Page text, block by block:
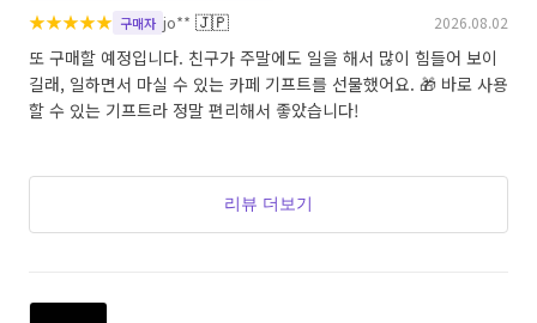
★★★★★ 구매자 jo** 🇯🇵 2026.08.02
또 구매할 예정입니다. 친구가 주말에도 일을 해서 많이 힘들어 보이
길래, 일하면서 마실 수 있는 카페 기프트를 선물했어요. 🎁 바로 사용
할 수 있는 기프트라 정말 편리해서 좋았습니다!
리뷰 더보기